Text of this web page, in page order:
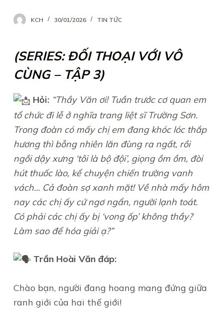
KCH 30/01/2026 TIN TỨC
(SERIES: ĐỐI THOẠI VỚI VÔ
CÙNG – TẬP 3)
Hỏi: “Thầy Văn ơi! Tuần trước cơ quan em
tổ chức đi lễ ở nghĩa trang liệt sĩ Trường Sơn.
Trong đoàn có mấy chị em đang khóc lóc thắp
hương thì bỗng nhiên lăn đùng ra ngất, rồi
ngồi dậy xưng ‘tôi là bộ đội’, giọng ồm ồm, đòi
hút thuốc lào, kể chuyện chiến trường vanh
vách… Cả đoàn sợ xanh mặt! Về nhà mấy hôm
nay các chị ấy cứ ngơ ngẩn, người lạnh toát.
Có phải các chị ấy bị ‘vong ốp’ không thầy?
Làm sao để hóa giải ạ?”
Trần Hoài Văn đáp:
Chào bạn, người đang hoang mang đứng giữa
ranh giới của hai thế giới!